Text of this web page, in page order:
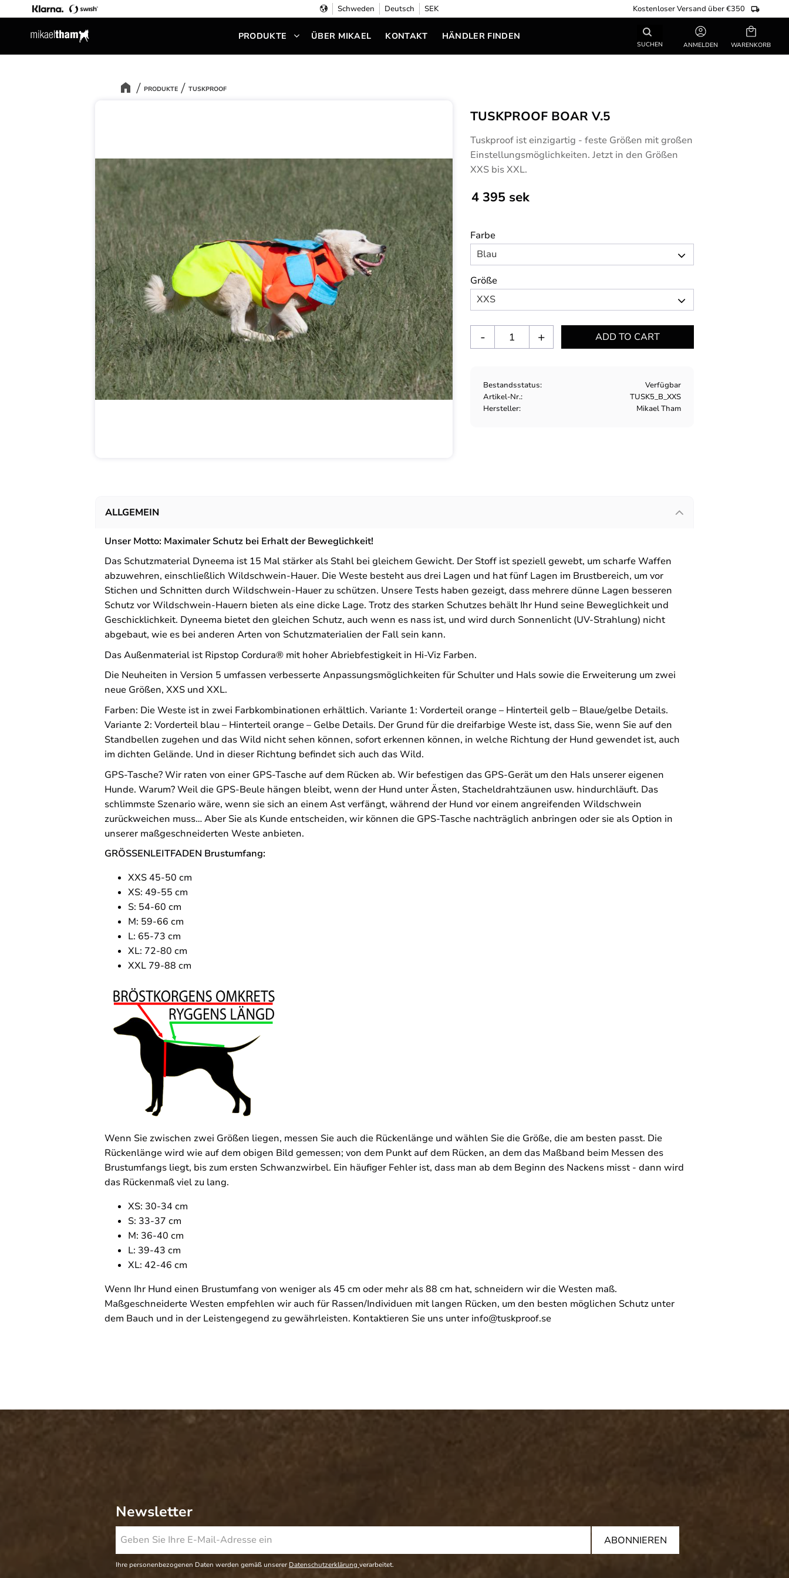
Schweden Deutsch SEK Kostenloser Versand über €350
SUCHEN
PRODUKTE ÜBER MIKAEL KONTAKT HÄNDLER FINDEN
ANMELDEN
Warenkorb
PRODUKTE TUSKPROOF
TUSKPROOF BOAR V.5
Tuskproof ist einzigartig - feste Größen mit großen
Einstellungsmöglichkeiten. Jetzt in den Größen
XXS bis XXL.
4 395 sek
Farbe
Größe
+
-
Bestandsstatus
Verfügbar
Artikel-Nr.
TUSK5_B_XXS
Hersteller
Mikael Tham
ALLGEMEIN
Unser Motto: Maximaler Schutz bei Erhalt der Beweglichkeit!
Das Schutzmaterial Dyneema ist 15 Mal stärker als Stahl bei gleichem Gewicht. Der Stoff ist speziell gewebt, um scharfe Waffen
abzuwehren, einschließlich Wildschwein-Hauer. Die Weste besteht aus drei Lagen und hat fünf Lagen im Brustbereich, um vor
Stichen und Schnitten durch Wildschwein-Hauer zu schützen. Unsere Tests haben gezeigt, dass mehrere dünne Lagen besseren
Schutz vor Wildschwein-Hauern bieten als eine dicke Lage. Trotz des starken Schutzes behält Ihr Hund seine Beweglichkeit und
Geschicklichkeit. Dyneema bietet den gleichen Schutz, auch wenn es nass ist, und wird durch Sonnenlicht (UV-Strahlung) nicht
abgebaut, wie es bei anderen Arten von Schutzmaterialien der Fall sein kann.
Das Außenmaterial ist Ripstop Cordura® mit hoher Abriebfestigkeit in Hi-Viz Farben.
Die Neuheiten in Version 5 umfassen verbesserte Anpassungsmöglichkeiten für Schulter und Hals sowie die Erweiterung um zwei
neue Größen, XXS und XXL.
Farben: Die Weste ist in zwei Farbkombinationen erhältlich. Variante 1: Vorderteil orange – Hinterteil gelb – Blaue/gelbe Details.
Variante 2: Vorderteil blau – Hinterteil orange – Gelbe Details. Der Grund für die dreifarbige Weste ist, dass Sie, wenn Sie auf den
Standbellen zugehen und das Wild nicht sehen können, sofort erkennen können, in welche Richtung der Hund gewendet ist, auch
im dichten Gelände. Und in dieser Richtung befindet sich auch das Wild.
GPS-Tasche? Wir raten von einer GPS-Tasche auf dem Rücken ab. Wir befestigen das GPS-Gerät um den Hals unserer eigenen
Hunde. Warum? Weil die GPS-Beule hängen bleibt, wenn der Hund unter Ästen, Stacheldrahtzäunen usw. hindurchläuft. Das
schlimmste Szenario wäre, wenn sie sich an einem Ast verfängt, während der Hund vor einem angreifenden Wildschwein
zurückweichen muss… Aber Sie als Kunde entscheiden, wir können die GPS-Tasche nachträglich anbringen oder sie als Option in
unserer maßgeschneiderten Weste anbieten.
GRÖSSENLEITFADEN Brustumfang:
XXS 45-50 cm
XS: 49-55 cm
S: 54-60 cm
M: 59-66 cm
L: 65-73 cm
XL: 72-80 cm
XXL 79-88 cm
Wenn Sie zwischen zwei Größen liegen, messen Sie auch die Rückenlänge und wählen Sie die Größe, die am besten passt. Die
Rückenlänge wird wie auf dem obigen Bild gemessen; von dem Punkt auf dem Rücken, an dem das Maßband beim Messen des
Brustumfangs liegt, bis zum ersten Schwanzwirbel. Ein häufiger Fehler ist, dass man ab dem Beginn des Nackens misst - dann wird
das Rückenmaß viel zu lang.
XS: 30-34 cm
S: 33-37 cm
M: 36-40 cm
L: 39-43 cm
XL: 42-46 cm
Wenn Ihr Hund einen Brustumfang von weniger als 45 cm oder mehr als 88 cm hat, schneidern wir die Westen maß.
Maßgeschneiderte Westen empfehlen wir auch für Rassen/Individuen mit langen Rücken, um den besten möglichen Schutz unter
dem Bauch und in der Leistengegend zu gewährleisten. Kontaktieren Sie uns unter info@tuskproof.se
Newsletter
ABONNIEREN
Ihre personenbezogenen Daten werden gemäß unserer Datenschutzerklärung verarbeitet.